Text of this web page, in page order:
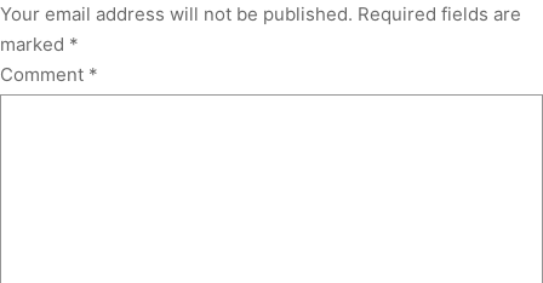
Your email address will not be published. Required fields are
marked *
Comment *